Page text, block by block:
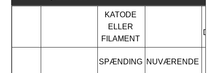
KATODE
ELLER
FILAMENT
SPÆNDING NUVÆRENDE